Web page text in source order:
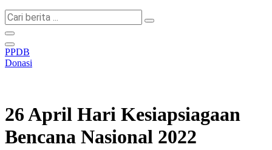
Cari
berita
...
PPDB
Donasi
26 April Hari Kesiapsiagaan
Bencana Nasional 2022